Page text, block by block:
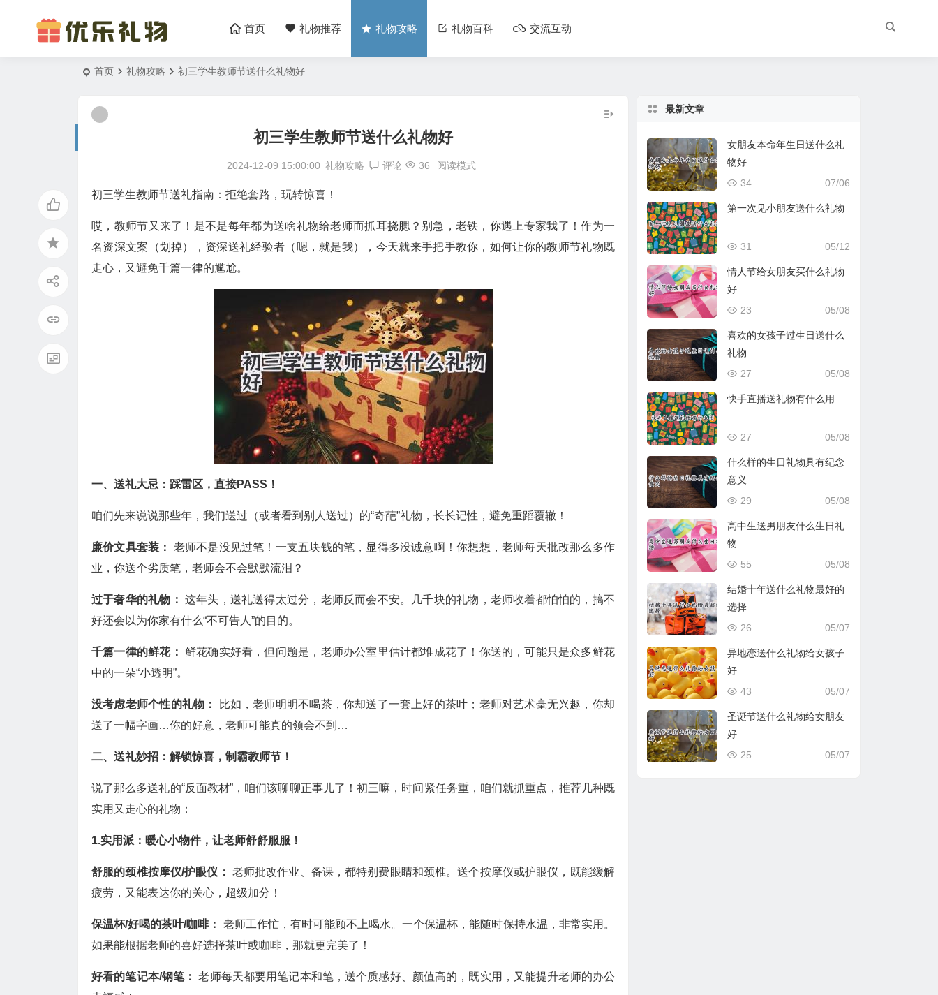
首页 礼物推荐 礼物攻略 礼物百科 交流互动
首页 礼物攻略 初三学生教师节送什么礼物好
初三学生教师节送什么礼物好
2024-12-09 15:00:00 礼物攻略 评论 36 阅读模式
初三学生教师节送礼指南：拒绝套路，玩转惊喜！
哎，教师节又来了！是不是每年都为送啥礼物给老师而抓耳挠腮？别急，老铁，你遇上专家我了！作为一
名资深文案（划掉），资深送礼经验者（嗯，就是我），今天就来手把手教你，如何让你的教师节礼物既
走心，又避免千篇一律的尴尬。
一、送礼大忌：踩雷区，直接PASS！
咱们先来说说那些年，我们送过（或者看到别人送过）的“奇葩”礼物，长长记性，避免重蹈覆辙！
廉价文具套装： 老师不是没见过笔！一支五块钱的笔，显得多没诚意啊！你想想，老师每天批改那么多作
业，你送个劣质笔，老师会不会默默流泪？
过于奢华的礼物： 这年头，送礼送得太过分，老师反而会不安。几千块的礼物，老师收着都怕怕的，搞不
好还会以为你家有什么“不可告人”的目的。
千篇一律的鲜花： 鲜花确实好看，但问题是，老师办公室里估计都堆成花了！你送的，可能只是众多鲜花
中的一朵“小透明”。
没考虑老师个性的礼物：
比如，老师明明不喝茶，你却送了一套上好的茶叶；老师对艺术毫无兴趣，你却
送了一幅字画…你的好意，老师可能真的领会不到…
二、送礼妙招：解锁惊喜，制霸教师节！
说了那么多送礼的“反面教材”，咱们该聊聊正事儿了！初三嘛，时间紧任务重，咱们就抓重点，推荐几种既
实用又走心的礼物：
1.实用派：暖心小物件，让老师舒舒服服！
舒服的颈椎按摩仪/护眼仪： 老师批改作业、备课，都特别费眼睛和颈椎。送个按摩仪或护眼仪，既能缓解
疲劳，又能表达你的关心，超级加分！
保温杯/好喝的茶叶/咖啡： 老师工作忙，有时可能顾不上喝水。一个保温杯，能随时保持水温，非常实用。
如果能根据老师的喜好选择茶叶或咖啡，那就更完美了！
好看的笔记本/钢笔：老师每天都要用笔记本和笔，送个质感好、颜值高的，既实用，又能提升老师的办公
最新文章
女朋友本命年生日送什么礼
物好
07/06
34
第一次见小朋友送什么礼物
05/12
31
情人节给女朋友买什么礼物
好
05/08
23
喜欢的女孩子过生日送什么
礼物
05/08
27
快手直播送礼物有什么用
05/08
27
什么样的生日礼物具有纪念
意义
05/08
29
高中生送男朋友什么生日礼
物
05/08
55
结婚十年送什么礼物最好的
选择
05/07
26
异地恋送什么礼物给女孩子
好
05/07
43
圣诞节送什么礼物给女朋友
好
05/07
25